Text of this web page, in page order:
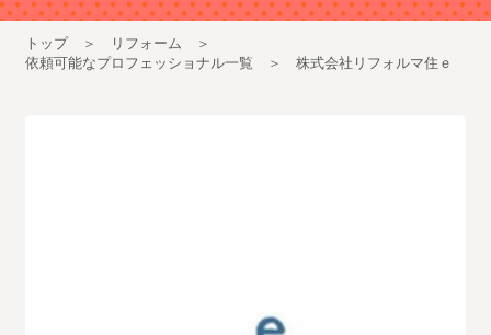
トップ
リフォーム
依頼可能なプロフェッショナル一覧
株式会社リフォルマ住ｅ